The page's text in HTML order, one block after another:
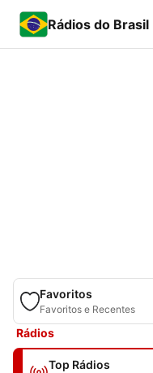
Rádios do Brasil
Favoritos
Favoritos e Recentes
Rádios
Top Rádios